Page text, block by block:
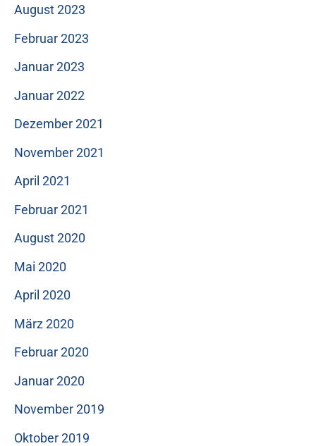
August 2023
Februar 2023
Januar 2023
Januar 2022
Dezember 2021
November 2021
April 2021
Februar 2021
August 2020
Mai 2020
April 2020
März 2020
Februar 2020
Januar 2020
November 2019
Oktober 2019